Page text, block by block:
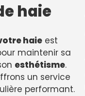
haie
haie est
maintenir sa
esthétisme.
un service
performant.